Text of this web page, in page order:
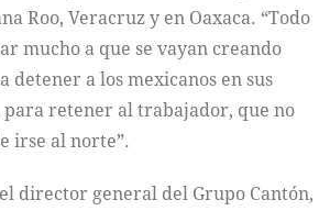
Roo, Veracruz y en Oaxaca. “Todo
mucho a que se vayan creando
detener a los mexicanos en sus
para retener al trabajador, que no
irse al norte”.
director general del Grupo Cantón,